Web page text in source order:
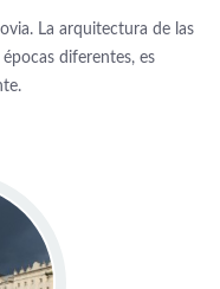
La arquitectura de las
diferentes, es